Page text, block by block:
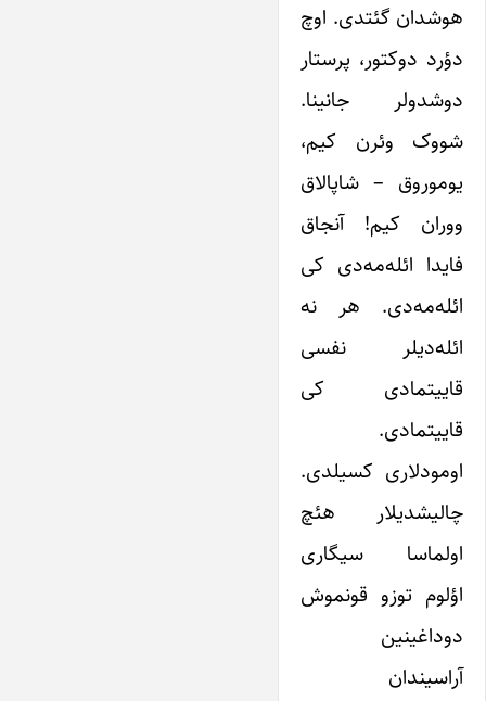
هوشدان گئتدی. اوچ
دؤرد دوکتور، پرستار
دوشدولر جانینا.
شووک وئرن کیم،
یوموروق – شاپالاق
ووران کیم! آنجاق
فایدا ائله‌مه‌دی کی
ائله‌مه‌دی. هر نه
ائله‌دیلر نفسی
قاییتمادی کی
قاییتمادی.
اومودلاری کسیلدی.
چالیشدیلار هئچ
اولماسا سیگاری
اؤلوم توزو قونموش
دوداغینین
آراسیندان